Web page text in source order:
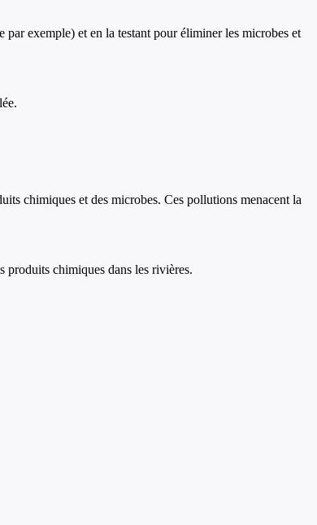
exemple) et en la testant pour éliminer les microbes et
chimiques et des microbes. Ces pollutions menacent la
produits chimiques dans les rivières.